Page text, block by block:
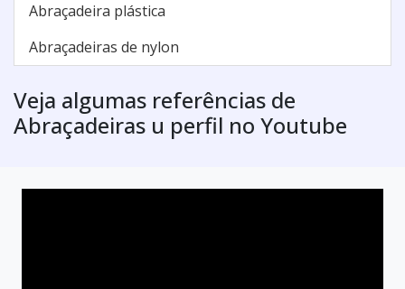
Abraçadeira plástica
Abraçadeiras de nylon
Veja algumas referências de
Abraçadeiras u perfil no Youtube